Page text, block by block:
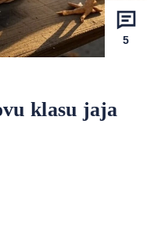
5
klasu jaja